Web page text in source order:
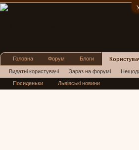
Головна Форум Блоги
Видатні користувачі Зараз на форумі
Нові повідомлення профілю
Посиденьки Львівські новини